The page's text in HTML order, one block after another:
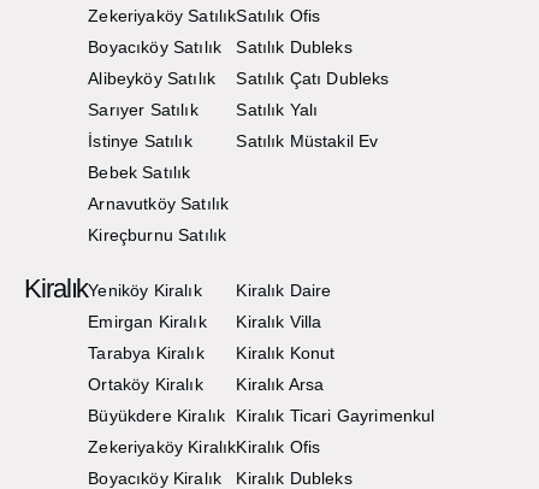
Zekeriyaköy Satılık
Boyacıköy Satılık
Alibeyköy Satılık
Sarıyer Satılık
İstinye Satılık
Bebek Satılık
Arnavutköy Satılık
Kireçburnu Satılık
Satılık Ofis
Satılık Dubleks
Satılık Çatı Dubleks
Satılık Yalı
Satılık Müstakil Ev
KiralıkYeniköy Kiralık
Emirgan Kiralık
Tarabya Kiralık
Ortaköy Kiralık
Büyükdere Kiralık
Zekeriyaköy Kiralık
Boyacıköy Kiralık
Kiralık Daire
Kiralık Villa
Kiralık Konut
Kiralık Arsa
Kiralık Ticari Gayrimenkul
Kiralık Ofis
Kiralık Dubleks